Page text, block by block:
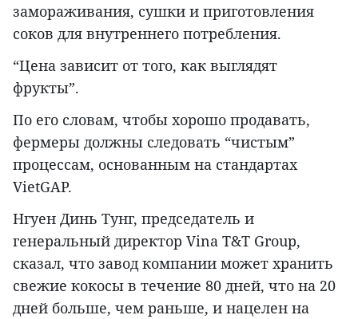
замораживания, сушки и приготовления
соков для внутреннего потребления.
“Цена зависит от того, как выглядят
фрукты”.
По его словам, чтобы хорошо продавать,
фермеры должны следовать “чистым”
процессам, основанным на стандартах
VietGAP.
Нгуен Динь Тунг, председатель и
генеральный директор Vina T&T Group,
сказал, что завод компании может хранить
свежие кокосы в течение 80 дней, что на 20
дней больше, чем раньше, и нацелен на